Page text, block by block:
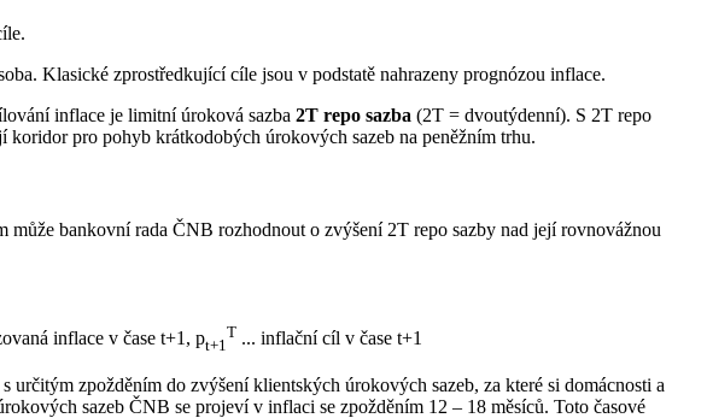
Klasické zprostředkující cíle jsou v podstatě nahrazeny prognózou inflace.
inflace je limitní úroková sazba 2T repo sazba (2T = dvoutýdenní). S 2T repo
koridor pro pohyb krátkodobých úrokových sazeb na peněžním trhu.
bankovní rada ČNB rozhodnout o zvýšení 2T repo sazby nad její rovnovážnou
inflace v čase t+1, pt+1
T ... inflační cíl v čase t+1
zpožděním do zvýšení klientských úrokových sazeb, za které si domácnosti a
sazeb ČNB se projeví v inflaci se zpožděním 12 – 18 měsíců. Toto časové